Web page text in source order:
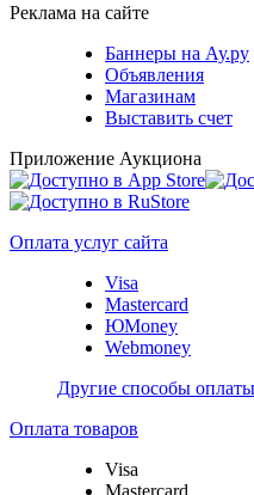
Реклама на сайте
Баннеры на Ау.ру
Объявления
Магазинам
Выставить счет
Приложение Аукциона
Оплата услуг сайта
Visa
Mastercard
ЮMoney
Webmoney
Другие способы оплаты
Оплата товаров
Visa
Mastercard